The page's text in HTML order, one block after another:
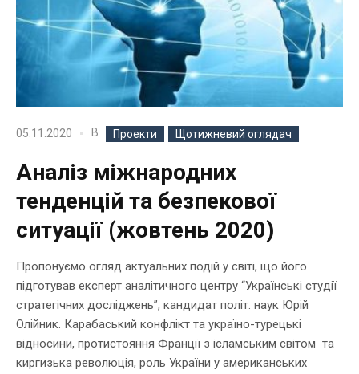
05.11.2020 В Проекти Щотижневий оглядач
Аналіз міжнародних
тенденцій та безпекової
ситуації (жовтень 2020)
Пропонуємо огляд актуальних подій у світі, що його
підготував експерт аналітичного центру “Українські студії
стратегічних досліджень”, кандидат політ. наук Юрій
Олійник. Карабаський конфлікт та україно-турецькі
відносини, протистояння Франції з ісламським світом та
киргизька революція, роль України у американських